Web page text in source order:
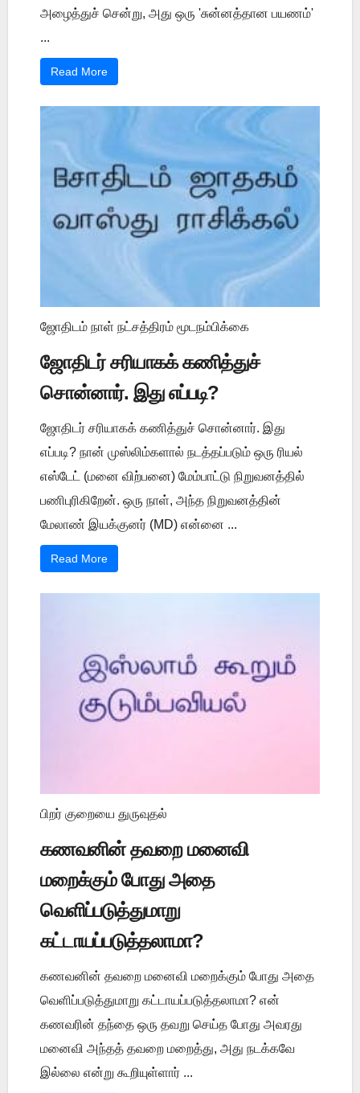
அழைத்துச் சென்று, அது ஒரு 'சுன்னத்தான பயணம்'
...
Read More
ஜோதிடம் நாள் நட்சத்திரம் மூடநம்பிக்கை
ஜோதிடர் சரியாகக் கணித்துச்
சொன்னார். இது எப்படி?
ஜோதிடர் சரியாகக் கணித்துச் சொன்னார். இது
எப்படி? நான் முஸ்லிம்களால் நடத்தப்படும் ஒரு ரியல்
எஸ்டேட் (மனை விற்பனை) மேம்பாட்டு நிறுவனத்தில்
பணிபுரிகிறேன். ஒரு நாள், அந்த நிறுவனத்தின்
மேலாண் இயக்குனர் (MD) என்னை ...
Read More
பிறர் குறையை துருவுதல்
கணவனின் தவறை மனைவி
மறைக்கும் போது அதை
வெளிப்படுத்துமாறு
கட்டாயப்படுத்தலாமா?
கணவனின் தவறை மனைவி மறைக்கும் போது அதை
வெளிப்படுத்துமாறு கட்டாயப்படுத்தலாமா? என்
கணவரின் தந்தை ஒரு தவறு செய்த போது அவரது
மனைவி அந்தத் தவறை மறைத்து, அது நடக்கவே
இல்லை என்று கூறியுள்ளார் ...